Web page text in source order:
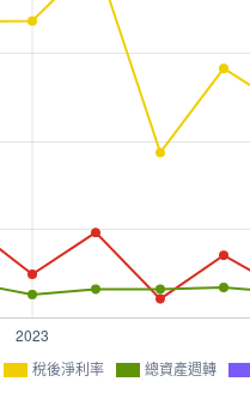
稅後淨利率 總資產週轉